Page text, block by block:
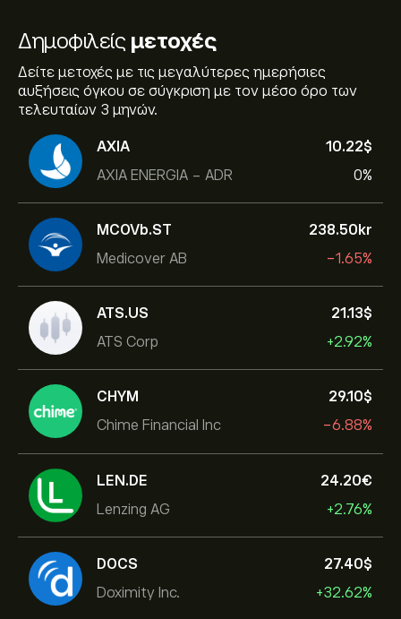
Δημοφιλείς μετοχές
Δείτε μετοχές με τις μεγαλύτερες ημερήσιες
αυξήσεις όγκου σε σύγκριση με τον μέσο όρο των
τελευταίων 3 μηνών.
AXIA
AXIA ENERGIA - ADR
10.22‎$‎
0%
MCOVb.ST
Medicover AB
238.50‎kr‎
-1.65%
ATS.US
ATS Corp
21.13‎$‎
+2.92%
CHYM
Chime Financial Inc
29.10‎$‎
-6.88%
LEN.DE
Lenzing AG
24.20‎€‎
+2.76%
DOCS
Doximity Inc.
27.40‎$‎
+32.62%